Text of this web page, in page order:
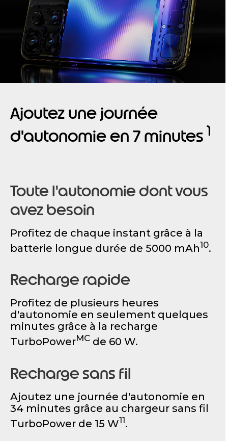
Ajoutez une journée
d'autonomie en 7 minutes 1
Toute l'autonomie dont vous
avez besoin
Profitez de chaque instant grâce à la
batterie longue durée de 5000 mAh10.
Recharge rapide
Profitez de plusieurs heures
d'autonomie en seulement quelques
minutes grâce à la recharge
TurboPowerMC de 60 W.
Recharge sans fil
Ajoutez une journée d'autonomie en
34 minutes grâce au chargeur sans fil
TurboPower de 15 W11.